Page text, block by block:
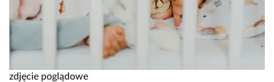
zdjęcie poglądowe